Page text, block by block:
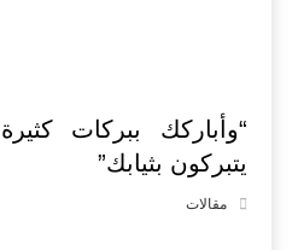
“وأباركك ببركات
يتبركون بثيابك”
مقالات